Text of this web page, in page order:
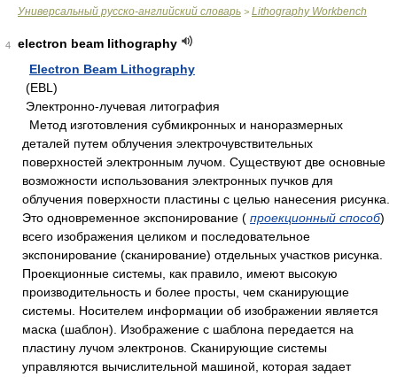
Универсальный русско-английский словарь > Lithography Workbench
4
electron beam lithography
Electron Beam Lithography
(EBL)
Электронно-лучевая литография
Метод изготовления субмикронных и наноразмерных
деталей путем облучения электрочувствительных
поверхностей электронным лучом. Существуют две основные
возможности использования электронных пучков для
облучения поверхности пластины с целью нанесения рисунка.
Это одновременное экспонирование ( проекционный способ)
всего изображения целиком и последовательное
экспонирование (сканирование) отдельных участков рисунка.
Проекционные системы, как правило, имеют высокую
производительность и более просты, чем сканирующие
системы. Носителем информации об изображении является
маска (шаблон). Изображение с шаблона передается на
пластину лучом электронов. Сканирующие системы
управляются вычислительной машиной, которая задает